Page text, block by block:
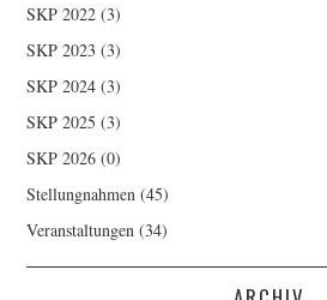
SKP 2022 (3)
SKP 2023 (3)
SKP 2024 (3)
SKP 2025 (3)
SKP 2026 (0)
Stellungnahmen (45)
Veranstaltungen (34)